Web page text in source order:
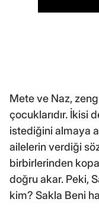
Mete ve Naz,
çocuklarıdır. İkisi
istediğini almaya
ailelerin verdiği
birbirlerinden
doğru akar. Peki,
kim? Sakla Beni